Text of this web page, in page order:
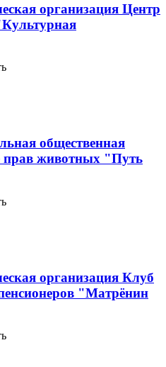
организация Центр
общественная
прав животных "Путь
организация Клуб
"Матрёнин